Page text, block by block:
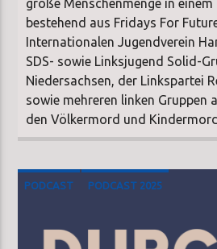
große Menschenmenge in
bestehend aus Fridays For
Internationalen Jugendverein
SDS- sowie Linksjugend Solid-
Niedersachsen, der Linkspartei
sowie mehreren linken Gruppen
den Völkermord und
PODCAST PODCAST 2025